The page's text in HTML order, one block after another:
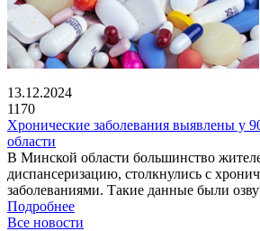
13.12.2024
1170
Хронические заболевания выявлены у
области
В Минской области большинство
диспансеризацию, столкнулись с
заболеваниями. Такие данные были
Подробнее
Все новости